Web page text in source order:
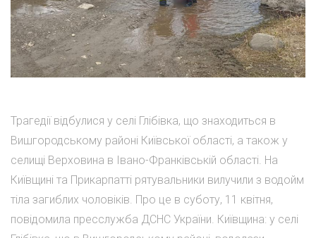
Трагедії відбулися у селі Глібівка, що знаходиться в
Вишгородському районі Київської області, а також у
селищі Верховина в Івано-Франківській області. На
Київщині та Прикарпатті рятувальники вилучили з водойм
тіла загиблих чоловіків. Про це в суботу, 11 квітня,
повідомила пресслужба ДСНС України. Київщина: у селі